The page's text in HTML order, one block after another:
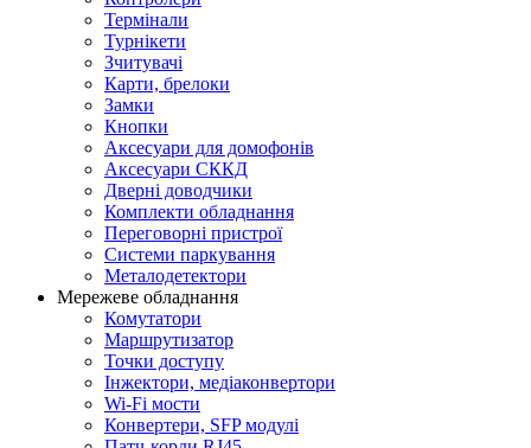
Термінали
Турнікети
Зчитувачі
Карти, брелоки
Замки
Кнопки
Аксесуари для домофонів
Аксесуари СККД
Дверні доводчики
Комплекти обладнання
Переговорні пристрої
Системи паркування
Металодетектори
Мережеве обладнання
Комутатори
Маршрутизатор
Точки доступу
Інжектори, медіаконвертори
Wi-Fi мости
Конвертери, SFP модулі